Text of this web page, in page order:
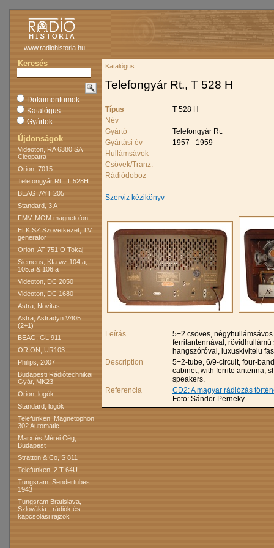
www.radiohistoria.hu
Keresés
Dokumentumok
Katalógus
Gyártok
Újdonságok
Videoton, RA 6380 SA
Cleopatra
Orion, 7015
Telefongyár Rt., T 528H
BEAG, AYT 205
Standard, 3 A
FMV, MOM magnetofon
ELKISZ Szövetkezet, TV
generator
Orion, AT 751 O Tokaj
Siemens, Kfa wz 104.a,
105.a & 106.a
Videoton, DC 2050
Videoton, DC 1680
Astra, Novitas
Astra, Astradyn V405
(2+1)
BEAG, GL 911
ORION, UR103
Philips, 2007
Budapesti Rádiótechnikai
Gyár, MK23
Orion, logók
Standard, logók
Telefunken, Magnetophon
302 Automatic
Marx és Mérei Cég;
Budapest
Stratton & Co, S 811
Telefunken, 2 T 64U
Tungsram: Sendertubes
1943
Tungsram Bratislava,
Szlovákia - rádiók és
kapcsolási rajzok
Telefongyár Rt., T 528 H
Katalógus
Típus
T 528 H
Név
Gyártó
Telefongyár Rt.
Gyártási év
1957 - 1959
Hullámsávok
Csövek/Tranz.
Rádiódoboz
Szerviz kézikönyv
Leírás
5+2 csöves,
ferritantennával,
hangszóróval, luxuskivitelu
Description
5+2-tube, 6/9-circuit, four-
cabinet, with ferrite antenna,
speakers.
Referencia
CD2: A magyar rádiózás
Foto: Sándor Perneky